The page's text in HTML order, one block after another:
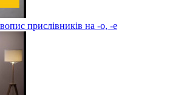
прислівників на -о, -е